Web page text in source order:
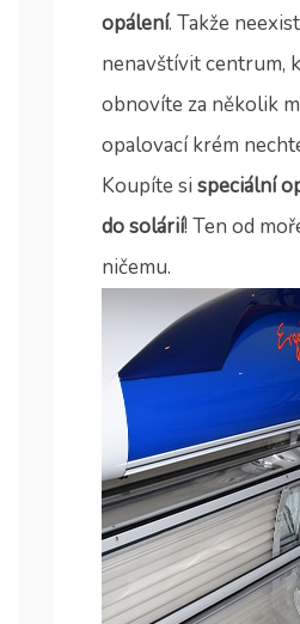
opálení. Takže
nenavštívit centrum,
obnovíte za několik
opalovací krém
Koupíte si speciální
do solárií! Ten od
ničemu.